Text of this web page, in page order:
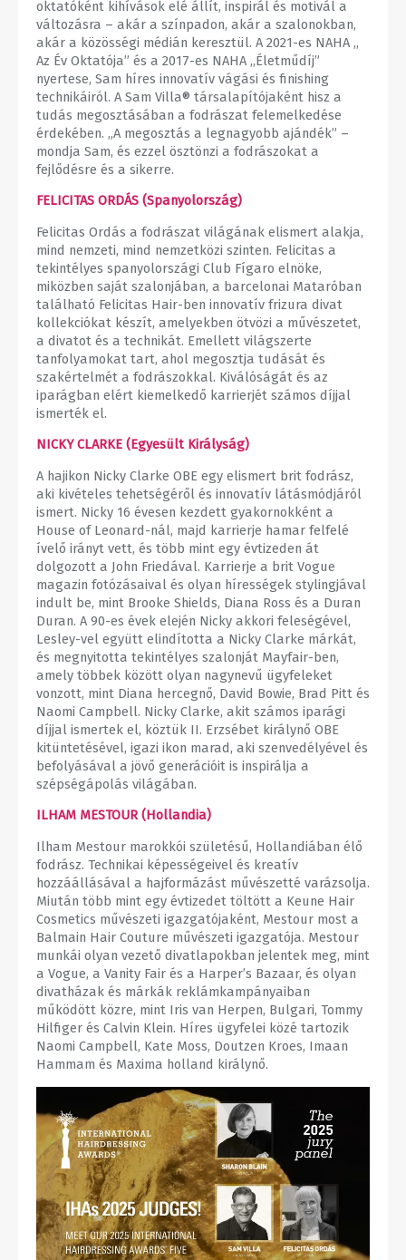
oktatóként kihívások elé állít, inspirál és motivál a
változásra – akár a színpadon, akár a szalonokban,
akár a közösségi médián keresztül. A 2021-es NAHA ,,
Az Év Oktatója” és a 2017-es NAHA ,,Életműdíj”
nyertese, Sam híres innovatív vágási és finishing
technikáiról. A Sam Villa®️ társalapítójaként hisz a
tudás megosztásában a fodrászat felemelkedése
érdekében. „A megosztás a legnagyobb ajándék” –
mondja Sam, és ezzel ösztönzi a fodrászokat a
fejlődésre és a sikerre.
FELICITAS ORDÁS (Spanyolország)
Felicitas Ordás a fodrászat világának elismert alakja,
mind nemzeti, mind nemzetközi szinten. Felicitas a
tekintélyes spanyolországi Club Fígaro elnöke,
miközben saját szalonjában, a barcelonai Mataróban
található Felicitas Hair-ben innovatív frizura divat
kollekciókat készít, amelyekben ötvözi a művészetet,
a divatot és a technikát. Emellett világszerte
tanfolyamokat tart, ahol megosztja tudását és
szakértelmét a fodrászokkal. Kiválóságát és az
iparágban elért kiemelkedő karrierjét számos díjjal
ismerték el.
NICKY CLARKE (Egyesült Királyság)
A hajikon Nicky Clarke OBE egy elismert brit fodrász,
aki kivételes tehetségéről és innovatív látásmódjáról
ismert. Nicky 16 évesen kezdett gyakornokként a
House of Leonard-nál, majd karrierje hamar felfelé
ívelő irányt vett, és több mint egy évtizeden át
dolgozott a John Friedával. Karrierje a brit Vogue
magazin fotózásaival és olyan hírességek stylingjával
indult be, mint Brooke Shields, Diana Ross és a Duran
Duran. A 90-es évek elején Nicky akkori feleségével,
Lesley-vel együtt elindította a Nicky Clarke márkát,
és megnyitotta tekintélyes szalonját Mayfair-ben,
amely többek között olyan nagynevű ügyfeleket
vonzott, mint Diana hercegnő, David Bowie, Brad Pitt és
Naomi Campbell. Nicky Clarke, akit számos iparági
díjjal ismertek el, köztük II. Erzsébet királynő OBE
kitüntetésével, igazi ikon marad, aki szenvedélyével és
befolyásával a jövő generációit is inspirálja a
szépségápolás világában.
ILHAM MESTOUR (Hollandia)
Ilham Mestour marokkói születésű, Hollandiában élő
fodrász. Technikai képességeivel és kreatív
hozzáállásával a hajformázást művészetté varázsolja.
Miután több mint egy évtizedet töltött a Keune Hair
Cosmetics művészeti igazgatójaként, Mestour most a
Balmain Hair Couture művészeti igazgatója. Mestour
munkái olyan vezető divatlapokban jelentek meg, mint
a Vogue, a Vanity Fair és a Harper’s Bazaar, és olyan
divatházak és márkák reklámkampányaiban
működött közre, mint Iris van Herpen, Bulgari, Tommy
Hilfiger és Calvin Klein. Híres ügyfelei közé tartozik
Naomi Campbell, Kate Moss, Doutzen Kroes, Imaan
Hammam és Maxima holland királynő.